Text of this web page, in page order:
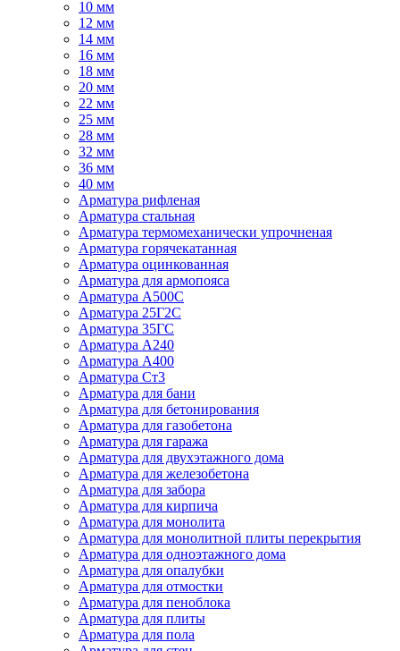
10 мм
12 мм
14 мм
16 мм
18 мм
20 мм
22 мм
25 мм
28 мм
32 мм
36 мм
40 мм
Арматура рифленая
Арматура стальная
Арматура термомеханически упрочненая
Арматура горячекатанная
Арматура оцинкованная
Арматура для армопояса
Арматура A500С
Арматура 25Г2С
Арматура 35ГС
Арматура А240
Арматура А400
Арматура Ст3
Арматура для бани
Арматура для бетонирования
Арматура для газобетона
Арматура для гаража
Арматура для двухэтажного дома
Арматура для железобетона
Арматура для забора
Арматура для кирпича
Арматура для монолита
Арматура для монолитной плиты перекрытия
Арматура для одноэтажного дома
Арматура для опалубки
Арматура для отмостки
Арматура для пеноблока
Арматура для плиты
Арматура для пола